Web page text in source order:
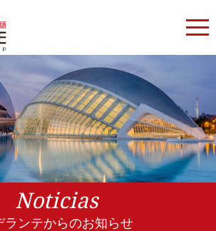
Noticias
ランテからのお知らせ